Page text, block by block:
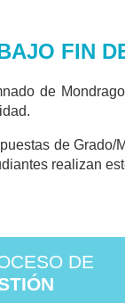
FIN
de
de Grado/
realizan
DE